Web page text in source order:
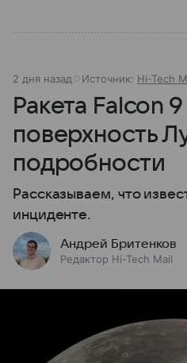
2 дня назад Источник: Hi-Tech
Ракета Falcon
поверхность
подробности
Рассказываем, что
инциденте.
Андрей Бритенков
Редактор Hi-Tech Mail